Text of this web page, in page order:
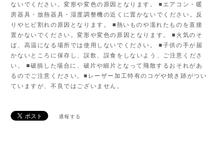
ないでください。変形や変色の原因となります。 ■エアコン・暖
房器具・放熱器具・湿度調整機の近くに置かないでください。反
りやヒビ割れの原因となります。 ■熱いものや濡れたものを直接
置かないでください。変形や変色の原因となります。 ■火気のそ
ば、高温になる場所では使用しないでください。 ■子供の手が届
かないところに保存し、誤飲、誤食をしないよう、ご注意くださ
い。 ■破損した場合に、破片や細片となって飛散するおそれがあ
るのでご注意ください。■レーザー加工特有のコゲや焼き跡がつい
ていますが、不良ではございません。
通報する